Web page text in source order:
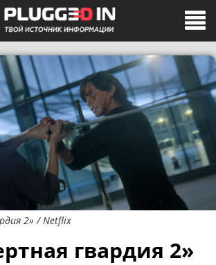
2» / Netflix
гвардия 2»